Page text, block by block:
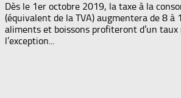
Dès le 1er octobre 2019, la taxe à la
(équivalent de la TVA) augmentera de 8 à
aliments et boissons profiteront d’un taux
l’exception...